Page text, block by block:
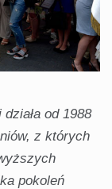
od 1988
z których
pokoleń